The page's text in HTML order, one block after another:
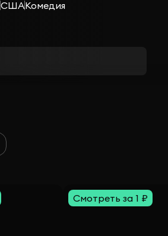
СШАКомедия
Смотреть за 1 ₽